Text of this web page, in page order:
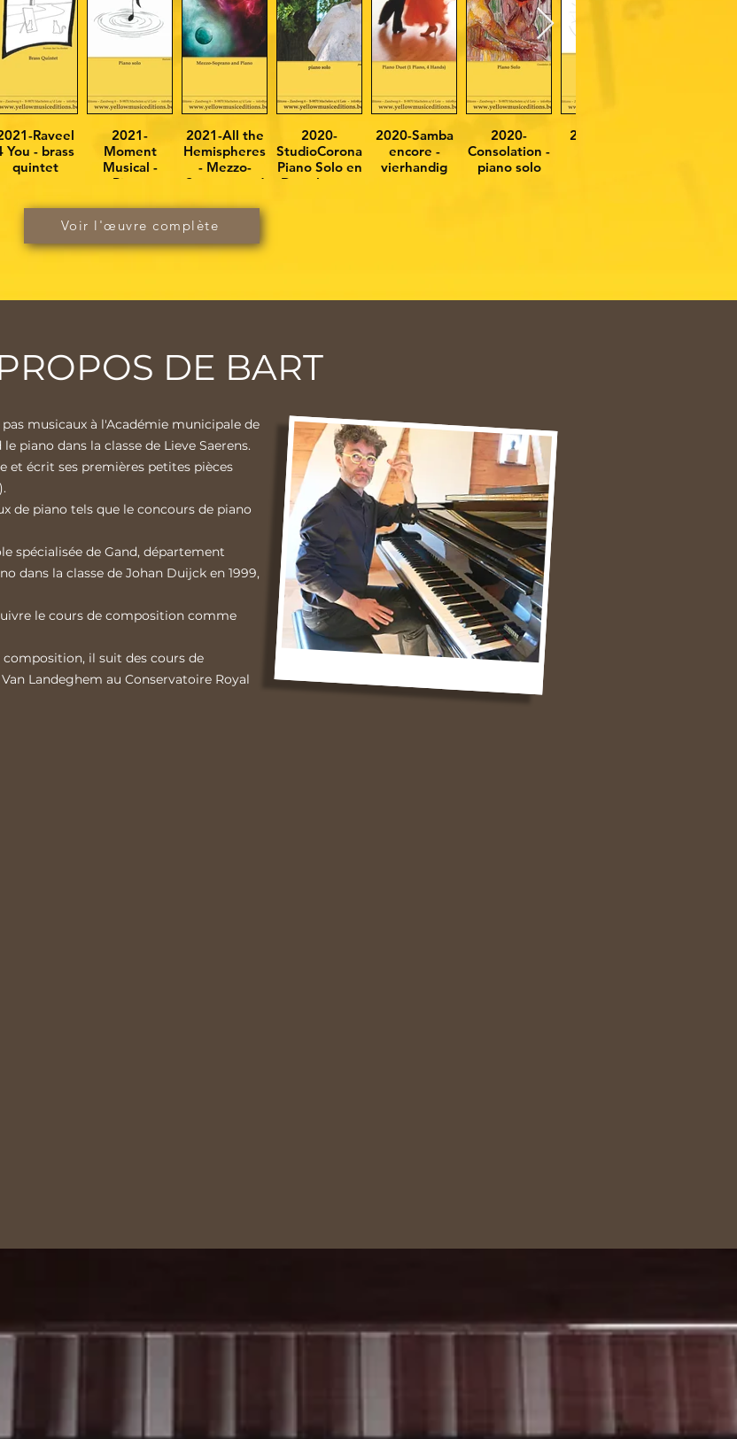
Raveel
You - brass
quintet
2021-
Moment
Musical -
Piano
2021-All the
Hemispheres
- Mezzo-
Soprano and
2020-
StudioCoronaatMoaln-
Piano Solo en
Duet-lowres
2020-Samba
encore -
vierhandig
2020-
Consolation -
piano solo
2019-Rope
Voir l'œuvre complète
DE BART
musicaux à l'Académie municipale de
piano dans la classe de Lieve Saerens.
et écrit ses premières petites pièces
de piano tels que le concours de piano
spécialisée de Gand, département
dans la classe de Johan Duijck en 1999,
le cours de composition comme
il suit des cours de
Landeghem au Conservatoire Royal